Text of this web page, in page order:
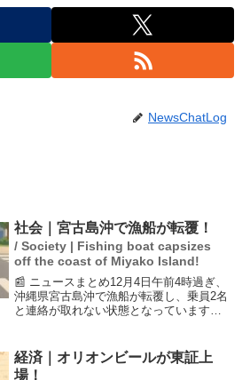
NewsChatLog
社会｜宮古島沖で漁船が転覆！
/ Society | Fishing boat capsizes
off the coast of Miyako Island!
📰 ニュースまとめ12月4日午前4時過ぎ、
沖縄県宮古島沖で漁船が転覆し、乗員2名
と連絡が取れない状態となっています。
情報が届きました。午前7時40分には航空
機が転覆した漁...
経済｜オリオンビールが東証上
場！